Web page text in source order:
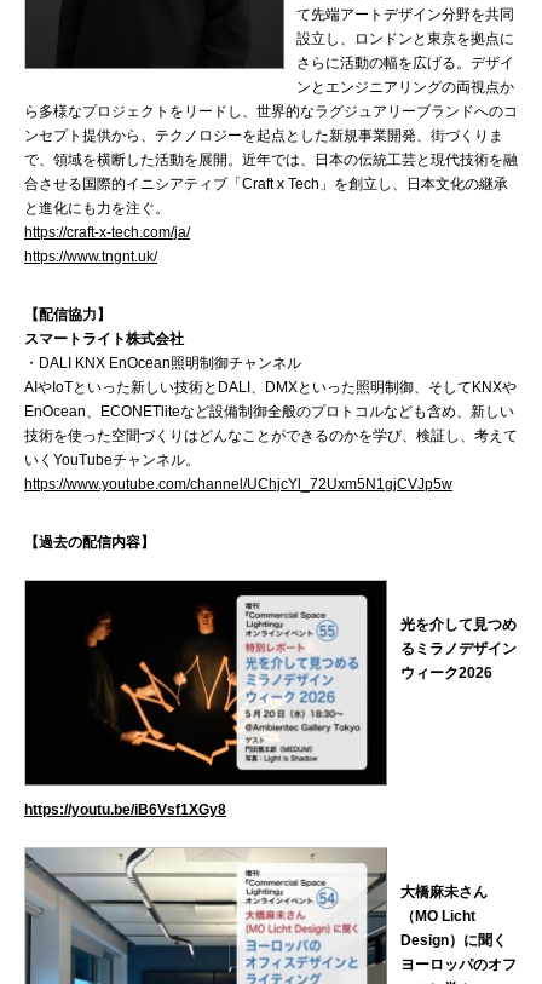
て先端アートデザイン分野を共同
設立し、ロンドンと東京を拠点に
さらに活動の幅を広げる。デザイ
ンとエンジニアリングの両視点か
ら多様なプロジェクトをリードし、世界的なラグジュアリーブランドへのコ
ンセプト提供から、テクノロジーを起点とした新規事業開発、街づくりま
で、領域を横断した活動を展開。近年では、日本の伝統工芸と現代技術を融
合させる国際的イニシアティブ「Craft x Tech」を創立し、日本文化の継承
と進化にも力を注ぐ。
https://craft-x-tech.com/ja/
https://www.tngnt.uk/
【配信協力】
スマートライト株式会社
・DALI KNX EnOcean照明制御チャンネル
AIやIoTといった新しい技術とDALI、DMXといった照明制御、そしてKNXや
EnOcean、ECONETliteなど設備制御全般のプロトコルなども含め、新しい
技術を使った空間づくりはどんなことができるのかを学び、検証し、考えて
いくYouTubeチャンネル。
https://www.youtube.com/channel/UChjcYl_72Uxm5N1gjCVJp5w
【過去の配信内容】
光を介して見つめ
るミラノデザイン
ウィーク2026
https://youtu.be/iB6Vsf1XGy8
大橋麻未さん
（MO Licht
Design）に聞く
ヨーロッパのオフ